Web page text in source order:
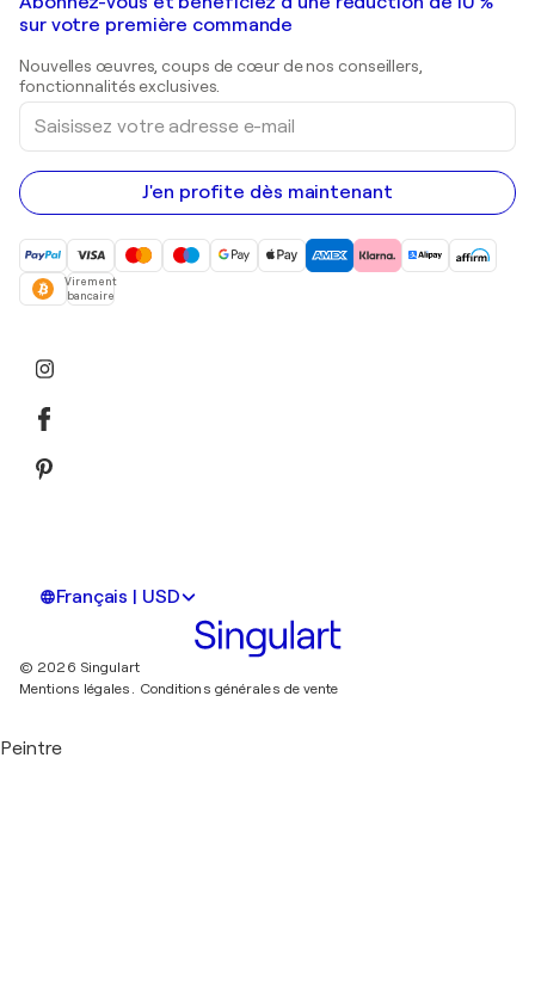
Shepard Fairey
Peintures de paysage
Estampes
Peintures acryliques
Galeries d'art en Belgique
sur votre première commande
Nouvelles œuvres, coups de cœur de nos conseillers,
fonctionnalités exclusives.
Saisissez
votre
adresse
e-
mail
J'en profite dès maintenant
Virement
bancaire
Français | USD
© 2026 Singulart
Mentions légales. Conditions générales de vente
Peintre